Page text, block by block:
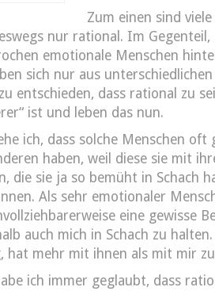
Zum einen sind
nur rational. Im
emotionale Menschen
sich nur aus
entschieden, dass rational zu
ist und leben das nun.
ich, dass solche Menschen
haben, weil diese sie mit
die sie ja so bemüht in Schach
Als sehr emotionaler
eine gewisse
auch mich in Schach zu
hat mehr mit ihnen als mit mir
ich immer geglaubt, dass